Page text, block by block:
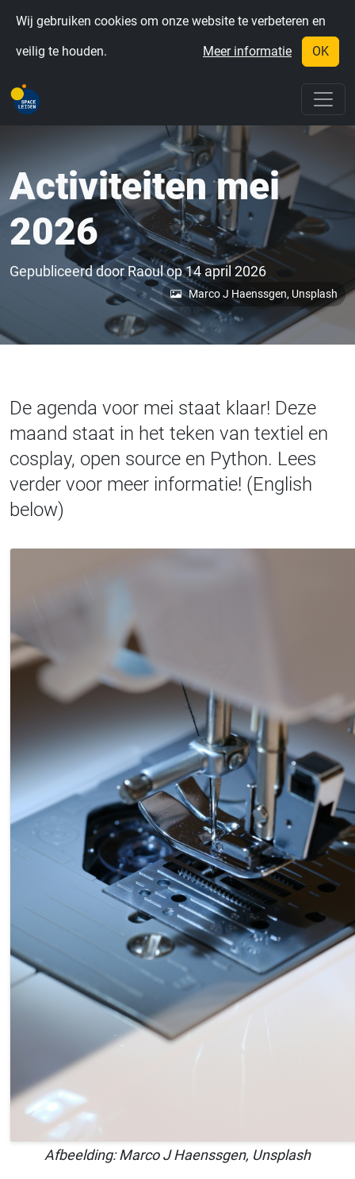
Wij gebruiken cookies om onze website te verbeteren en
veilig te houden.
OK
Meer informatie
Activiteiten mei
2026
Gepubliceerd doorRaoulop14 april 2026
Marco J Haenssgen, Unsplash
De agenda voor mei staat klaar! Deze
maand staat in het teken van textiel en
cosplay, open source en Python. Lees
verder voor meer informatie! (English
below)
Afbeelding: Marco J Haenssgen, Unsplash